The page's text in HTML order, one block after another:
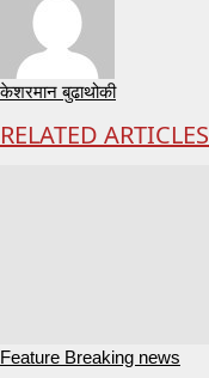
केशरमान बुढाथोकी
RELATED ARTICLES
Feature Breaking news